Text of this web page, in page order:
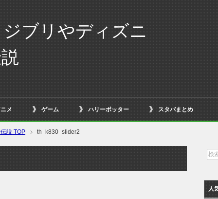
ブリやディズニ
メ ゲーム ハリーポッター スタバまとめ
説 TOP th_k830_slider2
人